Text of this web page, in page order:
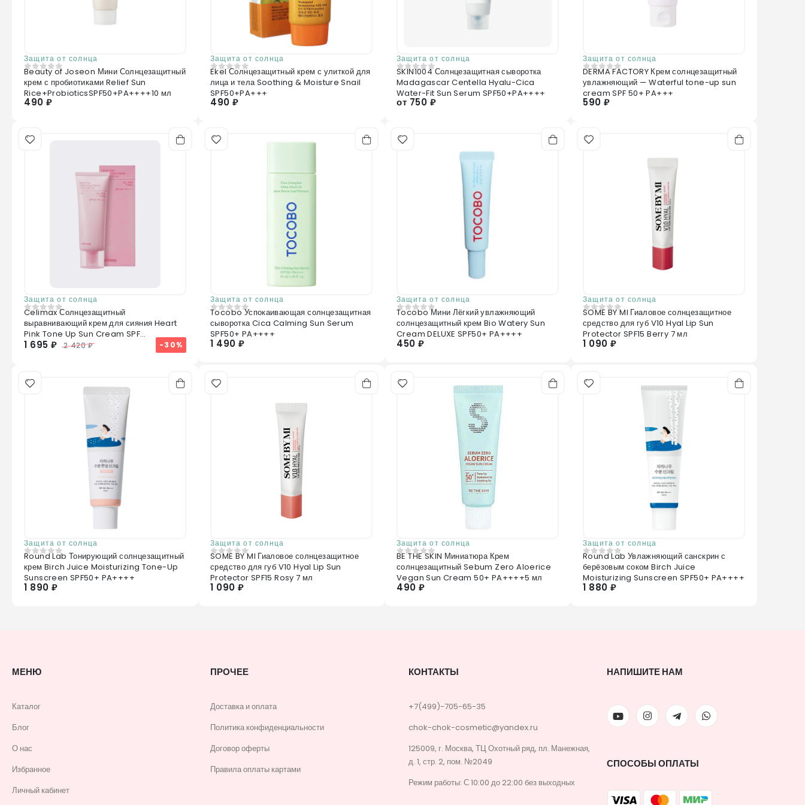
Защита от солнца
0 из 5
Beauty of Joseon Мини Солнцезащитный
крем с пробиотиками Relief Sun
Rice+ProbioticsSPF50+PA++++10 мл
490 ₽
Защита от солнца
0из 5
Ekel Солнцезащитный крем с улиткой для
лица и тела Soothing & Moisture Snail
SPF50+PA+++
490 ₽
Защита от солнца
0из 5
SKIN1004 Солнцезащитная сыворотка
Madagascar Centella Hyalu-Cica
Water-Fit Sun Serum SPF50+PA++++
от 750 ₽
Защита от солнца
0 из 5
DERMA FACTORY Крем солнцезащитный
увлажняющий — Waterful tone-up sun
cream SPF 50+ PA+++
590 ₽
Защита от солнца
0из 5
Celimax Солнцезащитный
выравнивающий крем для сияния Heart
Pink Tone Up Sun Cream SPF
50+PA++++ 40ml
1 695 ₽ 2 420 ₽ -30%
Защита от солнца
0 из 5
Tocobo Успокаивающая солнцезащитная
сыворотка Cica Calming Sun Serum
SPF50+ PA++++
1 490 ₽
Защита от солнца
0 из 5
Tocobo Мини Лёгкий увлажняющий
солнцезащитный крем Bio Watery Sun
Cream DELUXE SPF50+ PA++++
450 ₽
Защита от солнца
0 из 5
SOME BY MI Гиаловое солнцезащитное
средство для губ V10 Hyal Lip Sun
Protector SPF15 Berry 7 мл
1 090 ₽
Защита от солнца
0 из 5
Round Lab Тонирующий солнцезащитный
крем Birch Juice Moisturizing Tone-Up
Sunscreen SPF50+ PA++++
1 890 ₽
Защита от солнца
0 из 5
SOME BY MI Гиаловое солнцезащитное
средство для губ V10 Hyal Lip Sun
Protector SPF15 Rosy 7 мл
1 090 ₽
Защита от солнца
0из 5
BE THE SKIN Миниатюра Крем
солнцезащитный Sebum Zero Aloerice
Vegan Sun Cream 50+ PA++++5 мл
490 ₽
Защита от солнца
0 из 5
Round Lab Увлажняющий санскрин с
берёзовым соком Birch Juice
Moisturizing Sunscreen SPF50+ PA++++
1 880 ₽
МЕНЮ
Каталог
Блог
О нас
Избранное
Личный кабинет
ПРОЧЕЕ
Доставка и оплата
Политика конфиденциальности
Договор оферты
Правила оплаты картами
КОНТАКТЫ
+7(499)-705-65-35
chok-chok-cosmetic@yandex.ru
125009, г. Москва, ТЦ Охотный ряд, пл. Манежная,
д. 1, стр. 2, пом. №2049
Режим работы: С 10:00 до 22:00 без выходных
НАПИШИТЕ НАМ
СПОСОБЫ ОПЛАТЫ